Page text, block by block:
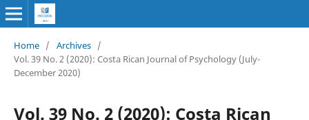
Home / Archives /
Vol. 39 No. 2 (2020): Costa Rican Journal of Psychology (July-
December 2020)
Vol. 39 No. 2 (2020): Costa Rican